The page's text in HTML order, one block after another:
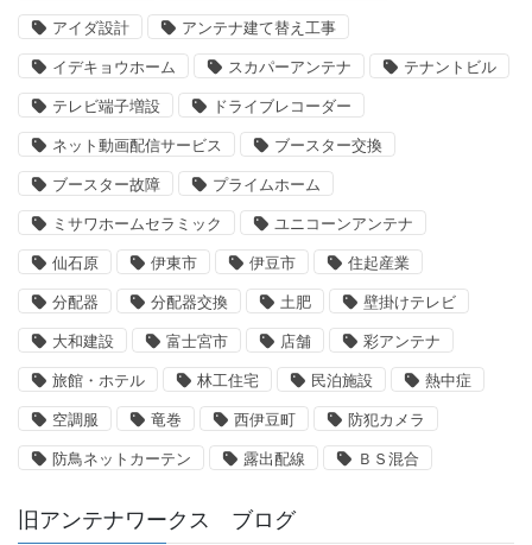
アイダ設計 アンテナ建て替え工事
イデキョウホーム スカパーアンテナ テナントビル
テレビ端子増設 ドライブレコーダー
ネット動画配信サービス ブースター交換
ブースター故障 プライムホーム
ミサワホームセラミック ユニコーンアンテナ
仙石原 伊東市 伊豆市 住起産業
分配器 分配器交換 土肥 壁掛けテレビ
大和建設 富士宮市 店舗 彩アンテナ
旅館・ホテル 林工住宅 民泊施設 熱中症
空調服 竜巻 西伊豆町 防犯カメラ
防鳥ネットカーテン 露出配線 ＢＳ混合
旧アンテナワークス ブログ